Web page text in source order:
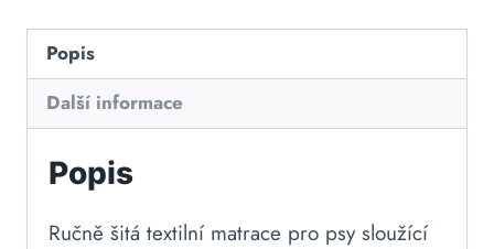
Popis
Další informace
Popis
Ručně šitá textilní matrace pro psy sloužící